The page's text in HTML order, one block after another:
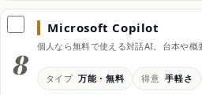
無料 月10クレジット / Starter 月3,000
無料枠
無料で月10クレジットお試し
向く用途
日本語の企画・タイトル・概要欄
8
Microsoft Copilot
個人なら無料で使える対話AI。台本や概
タイプ 万能・無料 得意 手軽さ